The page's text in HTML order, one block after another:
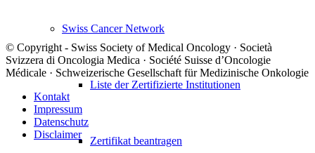
Swiss Cancer Network
Liste der Zertifizierte Institutionen
Zertifikat beantragen
© Copyright - Swiss Society of Medical Oncology · Società
Svizzera di Oncologia Medica · Société Suisse d’Oncologie
Médicale · Schweizerische Gesellschaft für Medizinische Onkologie
Kontakt
Impressum
Datenschutz
Disclaimer